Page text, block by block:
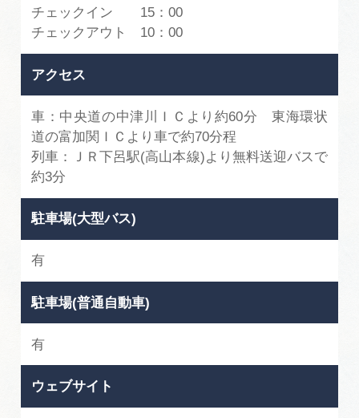
チェックイン 15：00
チェックアウト 10：00
アクセス
車：中央道の中津川ＩＣより約60分 東海環状
道の富加関ＩＣより車で約70分程
列車：ＪＲ下呂駅(高山本線)より無料送迎バスで
約3分
駐車場(大型バス)
有
駐車場(普通自動車)
有
ウェブサイト